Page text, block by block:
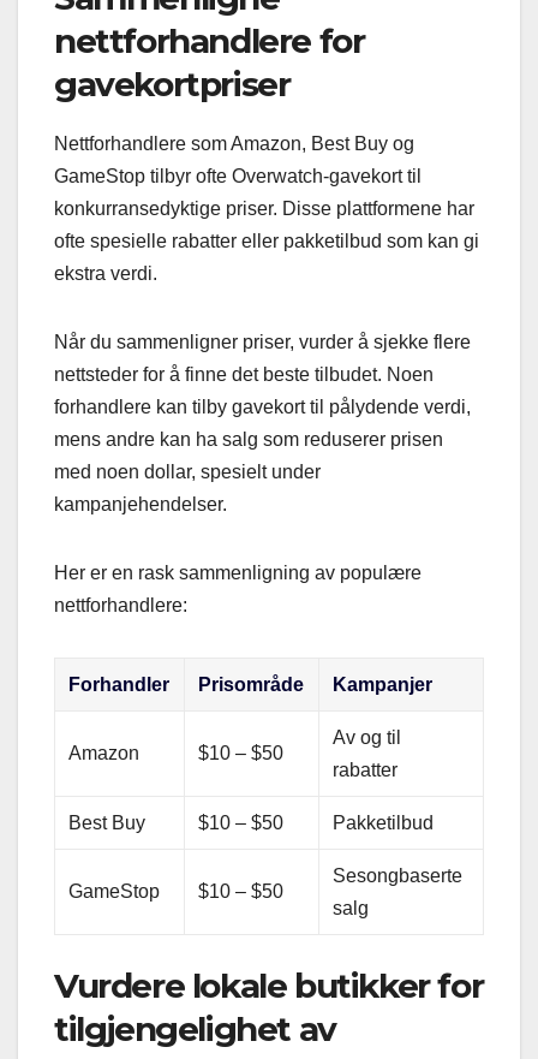
nettforhandlere for
gavekortpriser
Nettforhandlere som Amazon, Best Buy og
GameStop tilbyr ofte Overwatch-gavekort til
konkurransedyktige priser. Disse plattformene har
ofte spesielle rabatter eller pakketilbud som kan gi
ekstra verdi.
Når du sammenligner priser, vurder å sjekke flere
nettsteder for å finne det beste tilbudet. Noen
forhandlere kan tilby gavekort til pålydende verdi,
mens andre kan ha salg som reduserer prisen
med noen dollar, spesielt under
kampanjehendelser.
Her er en rask sammenligning av populære
nettforhandlere:
Forhandler Prisområde Kampanjer
Amazon $10 – $50
Av og til
rabatter
Best Buy $10 – $50 Pakketilbud
GameStop $10 – $50
Sesongbaserte
salg
Vurdere lokale butikker for
tilgjengelighet av